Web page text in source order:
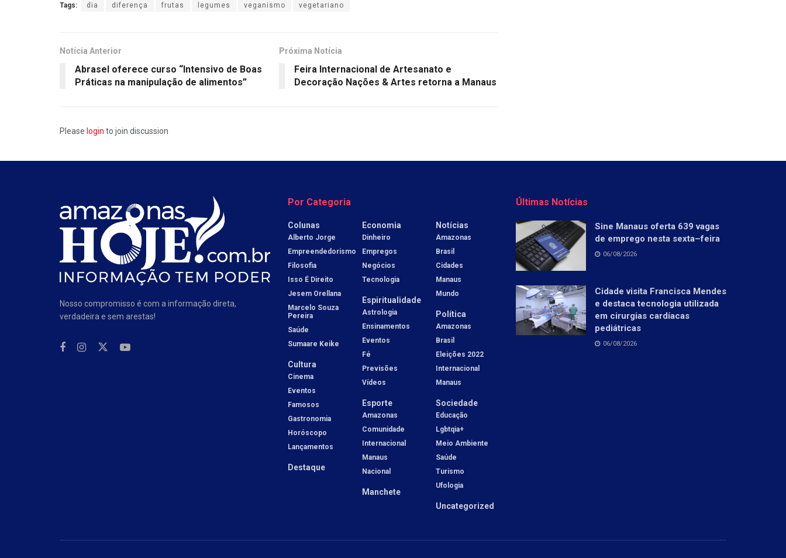
Tags: dia diferença frutas legumes veganismo vegetariano
Notícia Anterior
Abrasel oferece curso “Intensivo de Boas
Práticas na manipulação de alimentos”
Próxima Notícia
Feira Internacional de Artesanato e
Decoração Nações & Artes retorna a Manaus
Please login to join discussion
Nosso compromisso é com a informação direta,
verdadeira e sem arestas!
Por Categoria
Colunas
Alberto Jorge
Empreendedorismo
Filosofia
Isso É Direito
Jesem Orellana
Marcelo Souza
Pereira
Saúde
Sumaare Keike
Cultura
Cinema
Eventos
Famosos
Gastronomia
Horóscopo
Lançamentos
Destaque
Economia
Dinheiro
Empregos
Negócios
Tecnologia
Espiritualidade
Astrologia
Ensinamentos
Eventos
Fé
Previsões
Vídeos
Esporte
Amazonas
Comunidade
Internacional
Manaus
Nacional
Manchete
Notícias
Amazonas
Brasil
Cidades
Manaus
Mundo
Política
Amazonas
Brasil
Eleições 2022
Internacional
Manaus
Sociedade
Educação
Lgbtqia+
Meio Ambiente
Saúde
Turismo
Ufologia
Uncategorized
Últimas Notícias
Sine Manaus oferta 639 vagas
de emprego nesta sexta–feira
06/08/2026
Cidade visita Francisca Mendes
e destaca tecnologia utilizada
em cirurgias cardíacas
pediátricas
06/08/2026